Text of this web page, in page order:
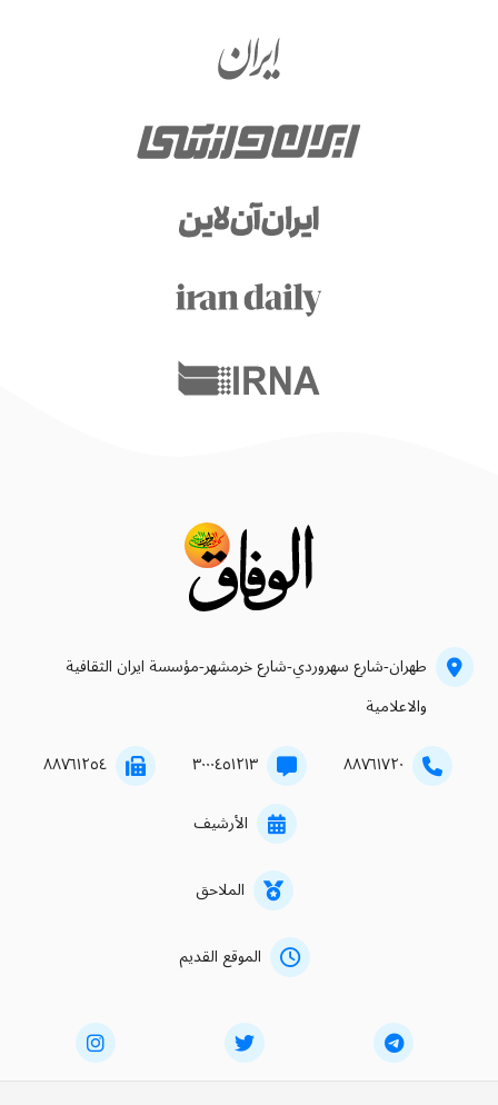
طهران-شارع سهروردي-شارع خرمشهر-مؤسسة ايران الثقافية
والاعلامية
۸۸۷٦۱۷۲۰ ۳۰۰۰٤٥۱۲۱۳ ۸۸۷٦۱۲٥٤
الأرشيف
الملاحق
الموقع القديم